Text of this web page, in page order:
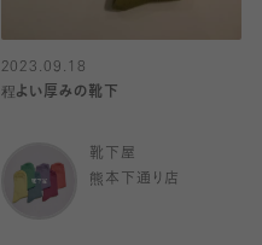
2023.09.18
程よい厚みの靴下
靴下屋
熊本下通り店